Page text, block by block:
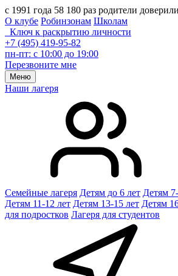
с 1991 года 58 180 раз родители
О клубе Робинзонам Школам
Ключ к раскрытию личности
+7 (495) 419-95-82
пн-пт: с 10:00 до 19:00
Перезвоните мне
Меню
Наши лагеря
Семейные лагеря Детям до 6 лет Детям
Детям 11-12 лет Детям 13-15 лет Детям
для подростков Лагеря для студентов